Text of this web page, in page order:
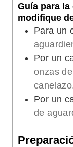
Guía para
modifique
Para un
Por un
onzas
Por un
de